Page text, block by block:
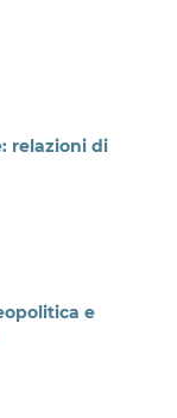
relazioni di
e